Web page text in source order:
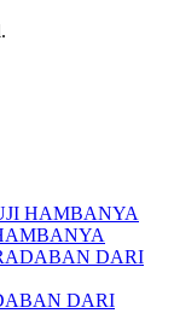
HAMBANYA
DARI
DARI